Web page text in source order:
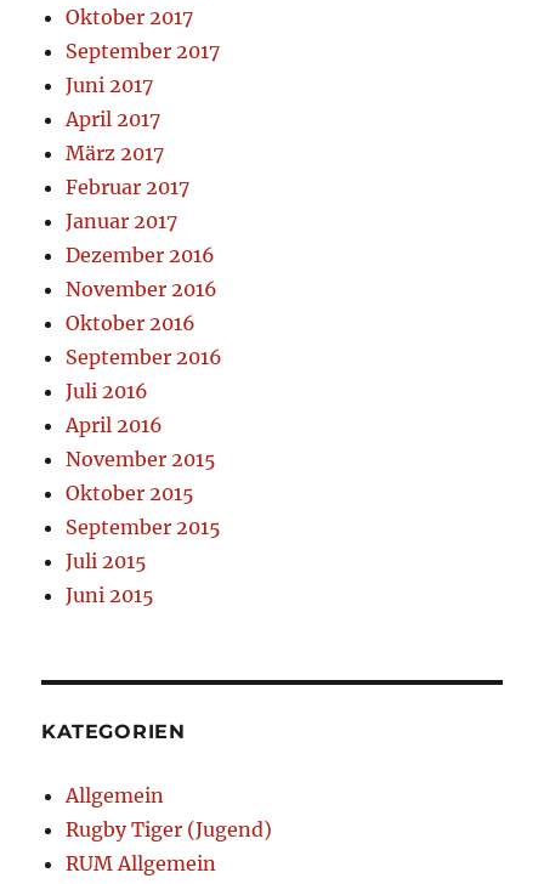
Oktober 2017
September 2017
Juni 2017
April 2017
März 2017
Februar 2017
Januar 2017
Dezember 2016
November 2016
Oktober 2016
September 2016
Juli 2016
April 2016
November 2015
Oktober 2015
September 2015
Juli 2015
Juni 2015
KATEGORIEN
Allgemein
Rugby Tiger (Jugend)
RUM Allgemein